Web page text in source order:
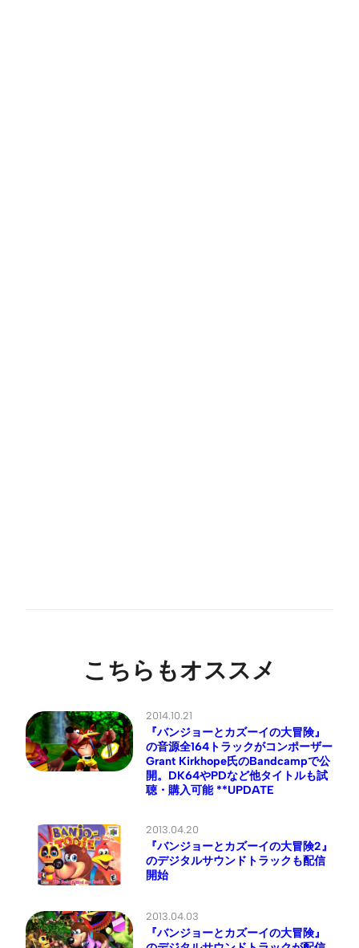
こちらもオススメ
2014.10.21
『バンジョーとカズーイの大冒険』
の音源全164トラックがコンポーザー
Grant Kirkhope氏のBandcampで公
開。DK64やPDなど他タイトルも試
聴・購入可能 **UPDATE
2013.04.20
『バンジョーとカズーイの大冒険2』
のデジタルサウンドトラックも配信
開始
2013.04.03
『バンジョーとカズーイの大冒険』